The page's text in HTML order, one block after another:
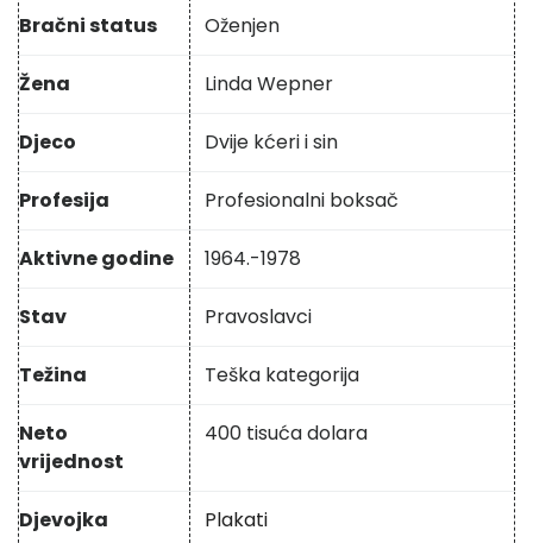
Bračni status Oženjen
Žena Linda Wepner
Djeco Dvije kćeri i sin
Profesija Profesionalni boksač
Aktivne godine 1964.-1978
Stav Pravoslavci
Težina Teška kategorija
Neto
vrijednost
400 tisuća dolara
Djevojka Plakati